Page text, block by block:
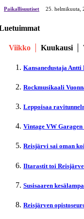
Paikallisuutiset 25. helmikuuta,
Viikko Kuukausi
Kansanedustaja
Rockmusikaali
Leppoisaa
Vintage VW
Reisjärvi sai oman
Iltarastit toi
Susisaaren
Reisjärven